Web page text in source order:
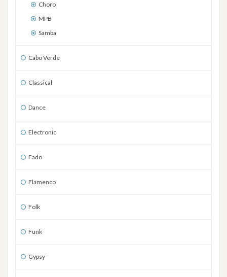
Choro
MPB
Samba
Cabo Verde
Classical
Dance
Electronic
Fado
Flamenco
Folk
Funk
Gypsy